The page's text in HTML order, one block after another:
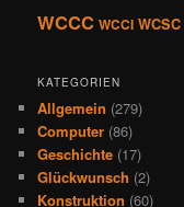
WCCC WCCI WCSC
KATEGORIEN
Allgemein (279)
Computer (86)
Geschichte (17)
Glückwunsch (2)
Konstruktion (60)